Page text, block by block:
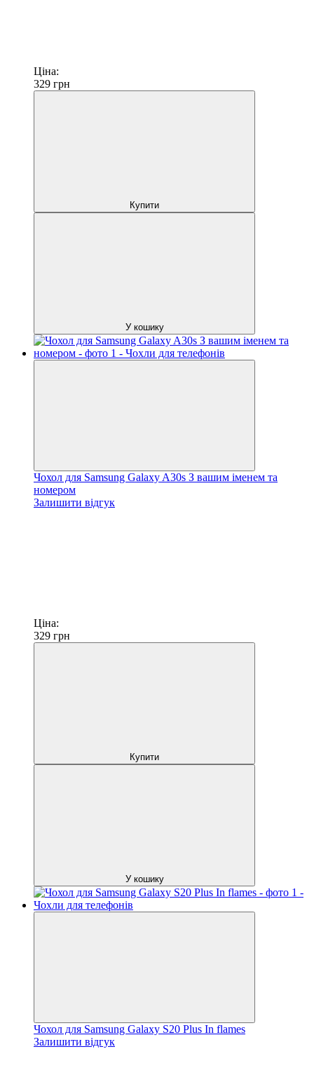
Ціна:
329 грн
Купити
У кошику
Чохол для Samsung Galaxy A30s З вашим іменем та
номером
Залишити відгук
Ціна:
329 грн
Купити
У кошику
Чохол для Samsung Galaxy S20 Plus In flames
Залишити відгук